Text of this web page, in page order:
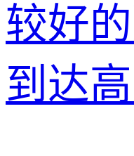
较好
到达